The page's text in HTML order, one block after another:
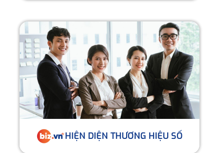
HIỆN DIỆN THƯƠNG HIỆU SỐ